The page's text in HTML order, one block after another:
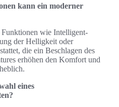
kann ein moderner
wie Intelligent-
der Helligkeit oder
die ein Beschlagen des
erhöhen den Komfort und
eines